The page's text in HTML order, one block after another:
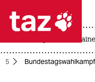
 taz
krieg in der ukraine